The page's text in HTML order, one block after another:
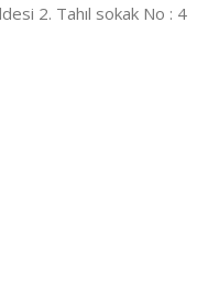
2. Tahıl sokak No : 4